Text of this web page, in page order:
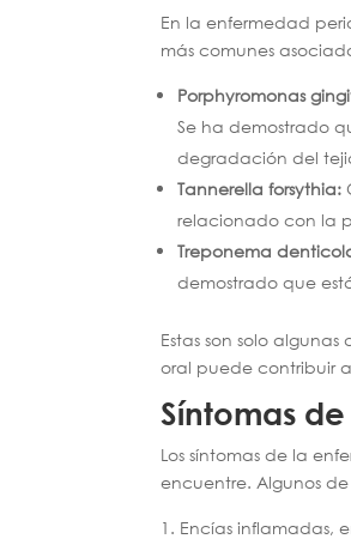
En la enfermedad
más comunes
Porphyromonas
Se ha demostrado
degradación del
Tannerella forsythia:
relacionado con la
Treponema
demostrado que
Estas son solo
oral puede contribuir
Síntomas
Los síntomas de la
encuentre. Algunos
Encías inflamadas,